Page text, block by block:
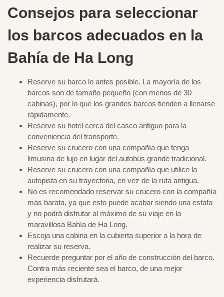
Consejos para seleccionar
los barcos adecuados en la
Bahía de Ha Long
Reserve su barco lo antes posible. La mayoría de los
barcos son de tamaño pequeño (con menos de 30
cabinas), por lo que los grandes barcos tienden a llenarse
rápidamente.
Reserve su hotel cerca del casco antiguo para la
conveniencia del transporte.
Reserve su crucero con una compañía que tenga
limusina de lujo en lugar del autobús grande tradicional.
Reserve su crucero con una compañía que utilice la
autopista en su trayectoria, en vez de la ruta antigua.
No es recomendado reservar su crucero con la compañía
más barata, ya que esto puede acabar siendo una estafa
y no podrá disfrutar al máximo de su viaje en la
maravillosa Bahía de Ha Long.
Escoja una cabina en la cubierta superior a la hora de
realizar su reserva.
Recuerde preguntar por el año de construcción del barco.
Contra más reciente sea el barco, de una mejor
experiencia disfrutará.